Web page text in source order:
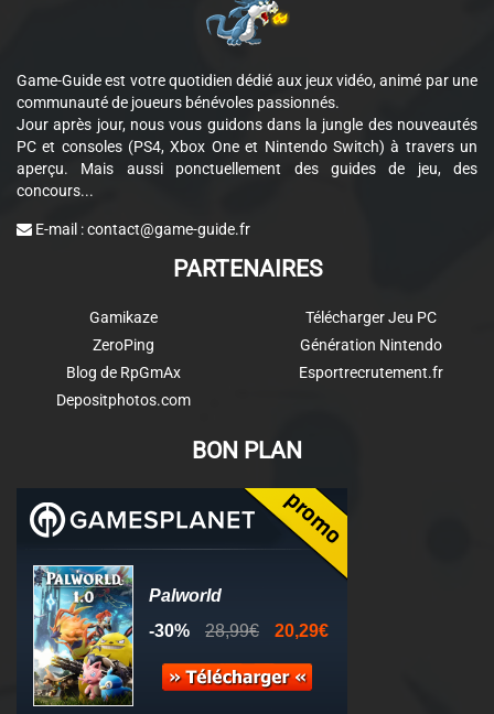
Game-Guide est votre quotidien dédié aux jeux vidéo, animé par une
communauté de joueurs bénévoles passionnés.
Jour après jour, nous vous guidons dans la jungle des nouveautés
PC et consoles (PS4, Xbox One et Nintendo Switch) à travers un
aperçu. Mais aussi ponctuellement des guides de jeu, des
concours...
E-mail :contact@game-guide.fr
PARTENAIRES
Gamikaze
ZeroPing
Blog de RpGmAx
Depositphotos.com
Télécharger Jeu PC
Génération Nintendo
Esportrecrutement.fr
BON PLAN